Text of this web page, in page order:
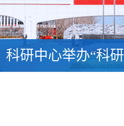
科研中心举办“科研